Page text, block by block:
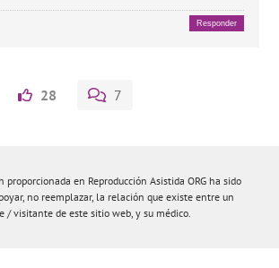
Responder
28 7
proporcionada en Reproducción Asistida ORG ha sido
no reemplazar, la relación que existe entre un
/ visitante de este sitio web, y su médico.